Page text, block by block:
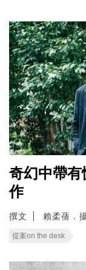
奇幻中帶
作
撰文 賴柔蒨．
提案on the desk